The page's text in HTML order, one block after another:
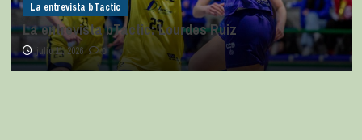
La entrevista bTactic
La entrevista bTactic: Lourdes Ruiz
julio 11, 2026 0